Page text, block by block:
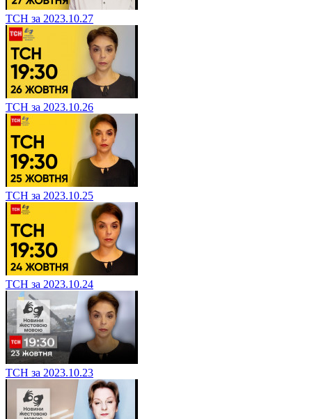
ТСН за 2023.10.27
ТСН за 2023.10.26
ТСН за 2023.10.25
ТСН за 2023.10.24
ТСН за 2023.10.23